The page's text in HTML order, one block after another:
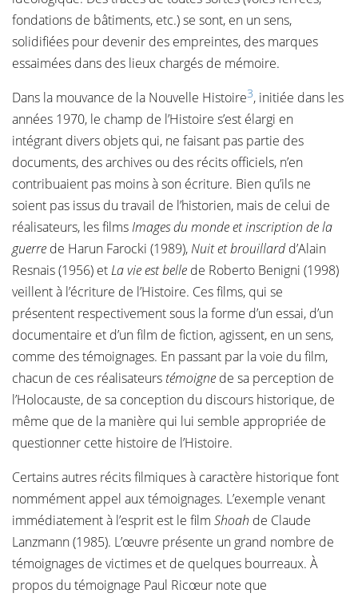
fondations de bâtiments, etc.) se sont, en un sens,
solidifiées pour devenir des empreintes, des marques
essaimées dans des lieux chargés de mémoire.
Dans la mouvance de la Nouvelle Histoire3, initiée dans les
années 1970, le champ de l’Histoire s’est élargi en
intégrant divers objets qui, ne faisant pas partie des
documents, des archives ou des récits officiels, n’en
contribuaient pas moins à son écriture. Bien qu’ils ne
soient pas issus du travail de l’historien, mais de celui de
réalisateurs, les filmsImages du monde et inscription de la
guerre de Harun Farocki (1989),Nuit et brouillardd’Alain
Resnais (1956) etLa vie est belle de Roberto Benigni (1998)
veillent à l’écriture de l’Histoire. Ces films, qui se
présentent respectivement sous la forme d’un essai, d’un
documentaire et d’un film de fiction, agissent, en un sens,
comme des témoignages. En passant par la voie du film,
chacun de ces réalisateurs témoigne de sa perception de
l’Holocauste, de sa conception du discours historique, de
même que de la manière qui lui semble appropriée de
questionner cette histoire de l’Histoire.
Certains autres récits filmiques à caractère historique font
nommément appel aux témoignages. L’exemple venant
immédiatement à l’esprit est le film Shoah de Claude
Lanzmann (1985). L’œuvre présente un grand nombre de
témoignages de victimes et de quelques bourreaux. À
propos du témoignage Paul Ricœur note que